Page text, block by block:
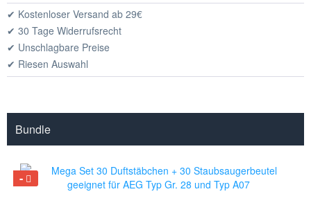
✔ Kostenloser Versand ab 29€
✔ 30 Tage Widerrufsrecht
✔ Unschlagbare Preise
✔ Riesen Auswahl
Bundle